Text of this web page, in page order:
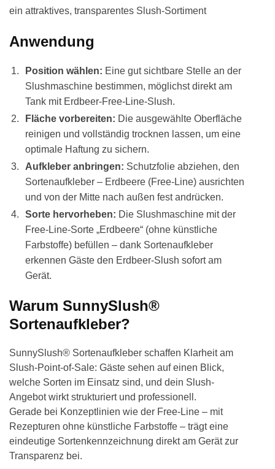
ein attraktives, transparentes Slush-Sortiment
Anwendung
Position wählen: Eine gut sichtbare Stelle an der
Slushmaschine bestimmen, möglichst direkt am
Tank mit Erdbeer-Free-Line-Slush.
Fläche vorbereiten: Die ausgewählte Oberfläche
reinigen und vollständig trocknen lassen, um eine
optimale Haftung zu sichern.
Aufkleber anbringen: Schutzfolie abziehen, den
Sortenaufkleber – Erdbeere (Free-Line) ausrichten
und von der Mitte nach außen fest andrücken.
Sorte hervorheben: Die Slushmaschine mit der
Free-Line-Sorte „Erdbeere“ (ohne künstliche
Farbstoffe) befüllen – dank Sortenaufkleber
erkennen Gäste den Erdbeer-Slush sofort am
Gerät.
Warum SunnySlush®
Sortenaufkleber?
SunnySlush® Sortenaufkleber schaffen Klarheit am
Slush-Point-of-Sale: Gäste sehen auf einen Blick,
welche Sorten im Einsatz sind, und dein Slush-
Angebot wirkt strukturiert und professionell.
Gerade bei Konzeptlinien wie der Free-Line – mit
Rezepturen ohne künstliche Farbstoffe – trägt eine
eindeutige Sortenkennzeichnung direkt am Gerät zur
Transparenz bei.